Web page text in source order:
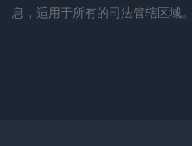
息，适用于所有的司法管辖区域。